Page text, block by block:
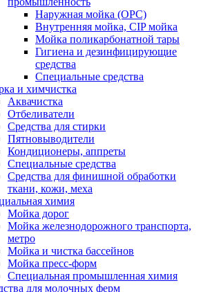
Наружная мойка (ОРС)
Внутренняя мойка, CIP мойка
Мойка поликарбонатной тары
Гигиена и дезинфицирующие
средства
Специальные средства
и химчистка
Аквачистка
Отбеливатели
Средства для стирки
Пятновыводители
Кондиционеры, аппреты
Специальные средства
Средства для финишной обработки
ткани, кожи, меха
химия
Мойка дорог
Мойка железнодорожного транспорта,
метро
Мойка и чистка бассейнов
Мойка пресс-форм
Специальная промышленная химия
для молочных ферм